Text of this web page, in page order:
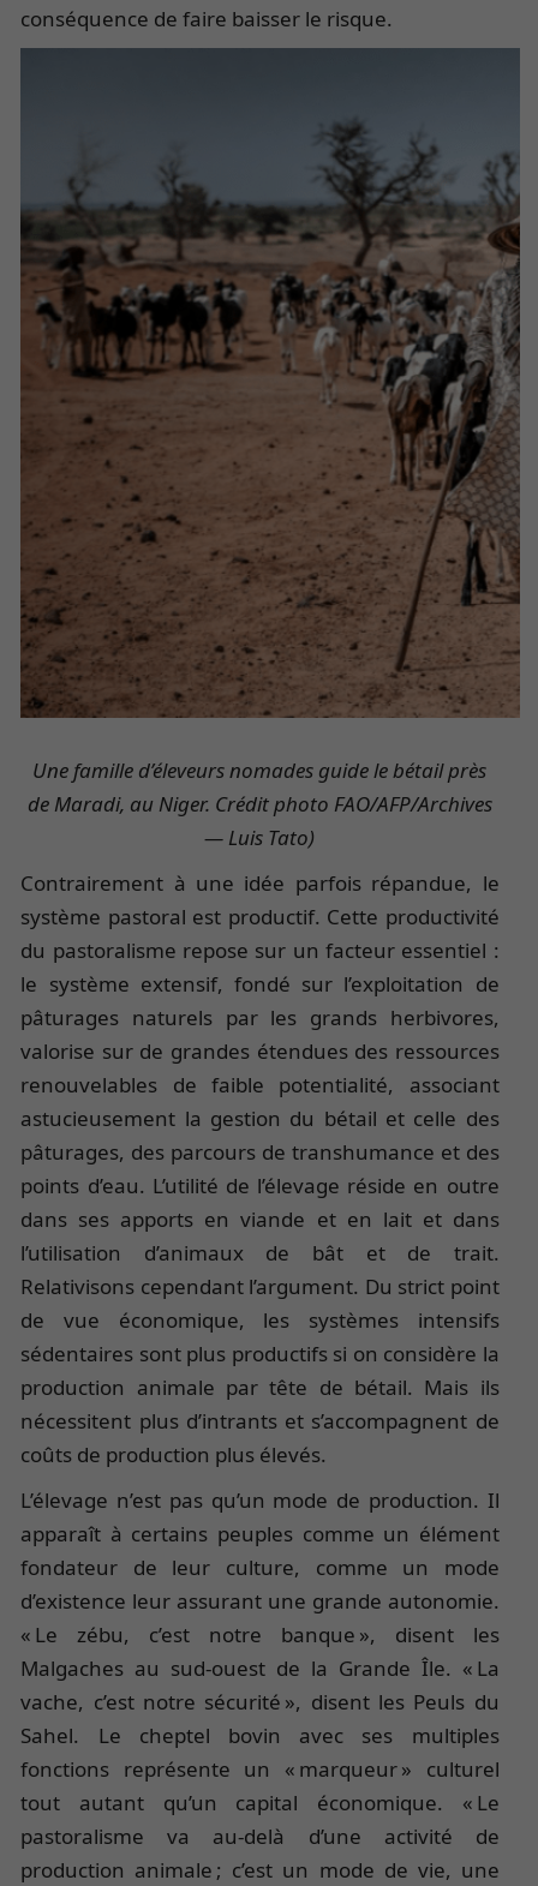
conséquence de faire baisser le risque.
Une famille d’éleveurs nomades guide le bétail près
de Maradi, au Niger. Crédit photo FAO/AFP/Archives
— Luis Tato)
Contrairement à une idée parfois répandue, le
système pastoral est productif. Cette productivité
du pastoralisme repose sur un facteur essentiel :
le système extensif, fondé sur l’exploitation de
pâturages naturels par les grands herbivores,
valorise sur de grandes étendues des ressources
renouvelables de faible potentialité, associant
astucieusement la gestion du bétail et celle des
pâturages, des parcours de transhumance et des
points d’eau. L’utilité de l’élevage réside en outre
dans ses apports en viande et en lait et dans
l’utilisation d’animaux de bât et de trait.
Relativisons cependant l’argument. Du strict point
de vue économique, les systèmes intensifs
sédentaires sont plus productifs si on considère la
production animale par tête de bétail. Mais ils
nécessitent plus d’intrants et s’accompagnent de
coûts de production plus élevés.
L’élevage n’est pas qu’un mode de production. Il
apparaît à certains peuples comme un élément
fondateur de leur culture, comme un mode
d’existence leur assurant une grande autonomie.
« Le zébu, c’est notre banque », disent les
Malgaches au sud-ouest de la Grande Île. « La
vache, c’est notre sécurité », disent les Peuls du
Sahel. Le cheptel bovin avec ses multiples
fonctions représente un « marqueur » culturel
tout autant qu’un capital économique. « Le
pastoralisme va au-delà d’une activité de
production animale ; c’est un mode de vie, une